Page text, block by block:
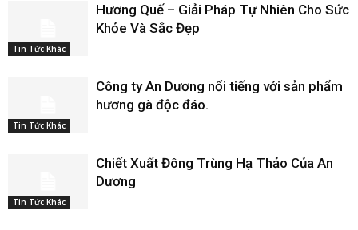
Tin Tức Khác
Hương Quế – Giải Pháp Tự Nhiên Cho Sức
Khỏe Và Sắc Đẹp
Tin Tức Khác
Công ty An Dương nổi tiếng với sản phẩm
hương gà độc đáo.
Tin Tức Khác
Chiết Xuất Đông Trùng Hạ Thảo Của An
Dương